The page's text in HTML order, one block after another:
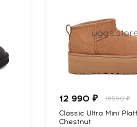
12 990 ₽ 18590 ₽
Classic Ultra Mini
Chestnut